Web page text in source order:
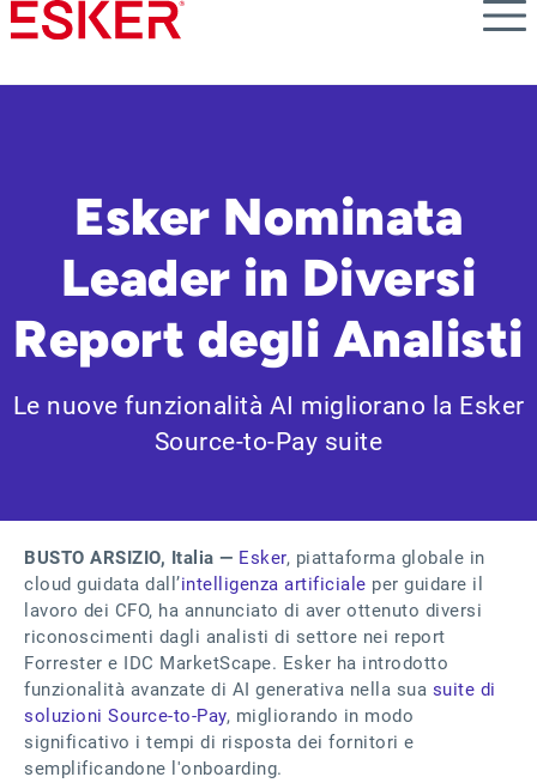
Skip
to
content
Esker Nominata
Leader in Diversi
Report degli Analisti
Le nuove funzionalità AI migliorano la Esker
Source-to-Pay suite
BUSTO ARSIZIO, Italia — Esker, piattaforma globale in
cloud guidata dall’intelligenza artificiale per guidare il
lavoro dei CFO, ha annunciato di aver ottenuto diversi
riconoscimenti dagli analisti di settore nei report
Forrester e IDC MarketScape. Esker ha introdotto
funzionalità avanzate di AI generativa nella sua suite di
soluzioni Source-to-Pay, migliorando in modo
significativo i tempi di risposta dei fornitori e
semplificandone l'onboarding.